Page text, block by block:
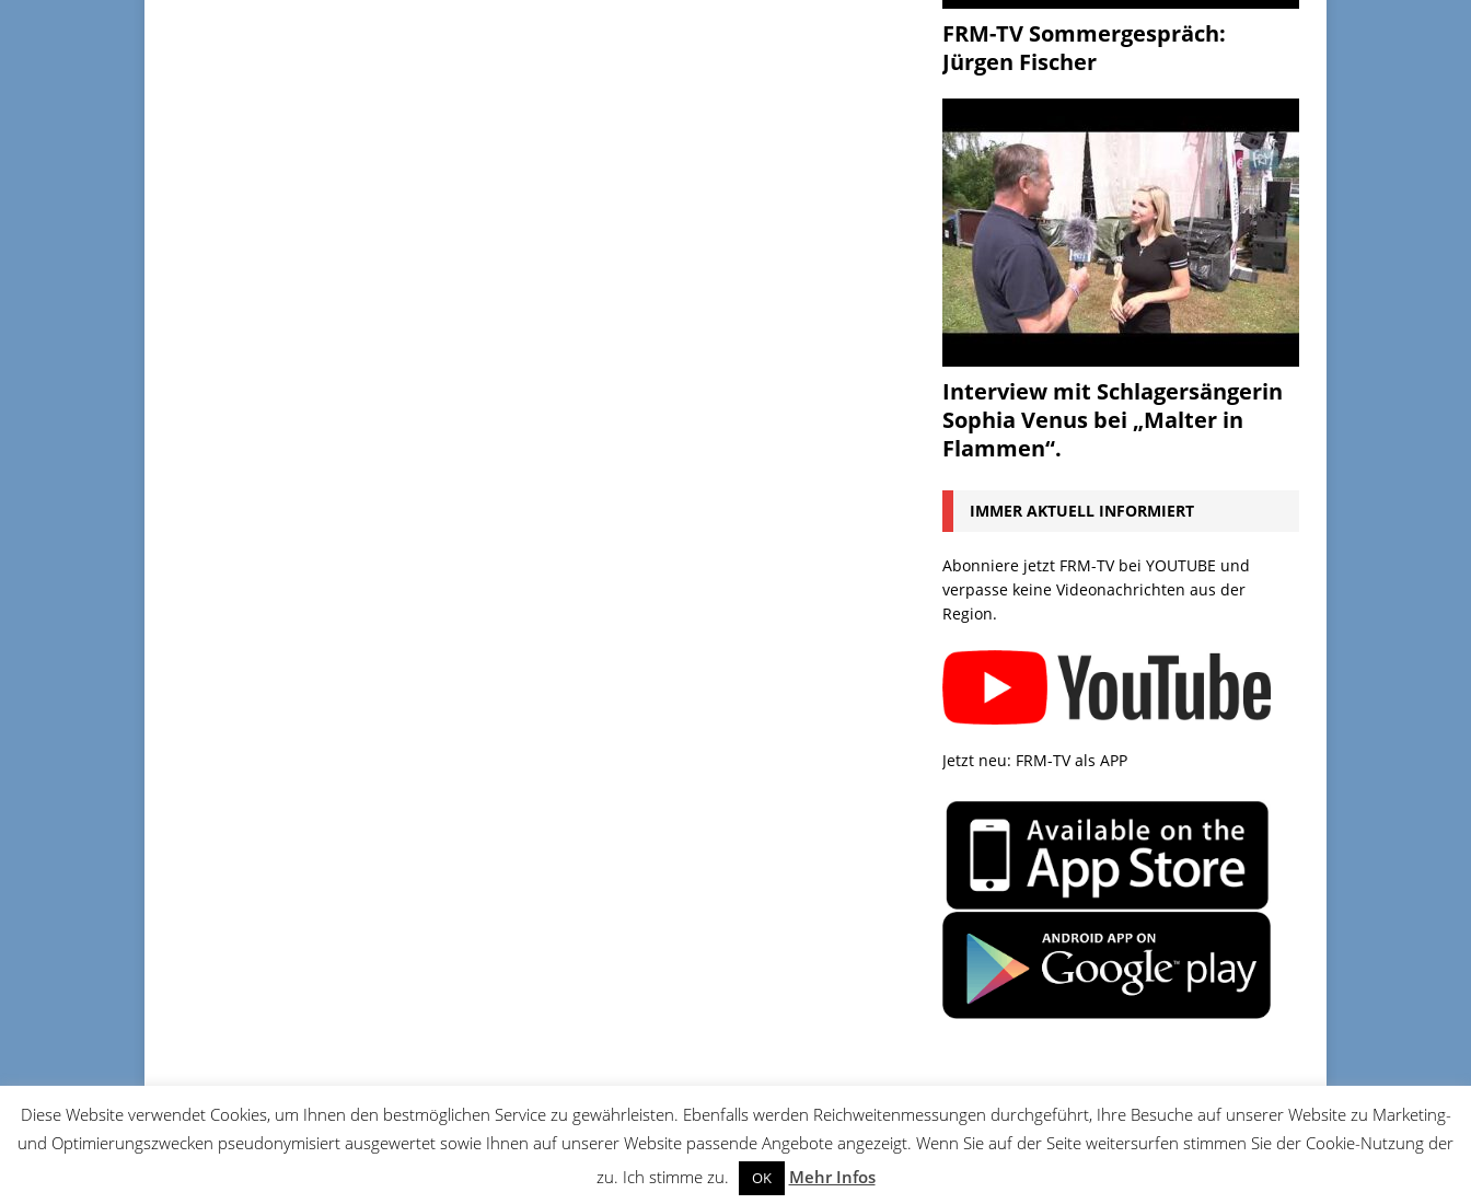
FRM-TV Sommergespräch:
Jürgen Fischer
Interview mit Schlagersängerin
Sophia Venus bei „Malter in
Flammen“.
IMMER AKTUELL INFORMIERT
Abonniere jetzt FRM-TV bei YOUTUBE und
verpasse keine Videonachrichten aus der
Region.
Jetzt neu: FRM-TV als APP
DATENSCHUTZ IMPRESSUM
© 2026 FRM-TV
Diese Website verwendet Cookies, um Ihnen den bestmöglichen Service zu gewährleisten. Ebenfalls werden Reichweitenmessungen durchgeführt, Ihre Besuche auf unserer Website zu Marketing-
und Optimierungszwecken pseudonymisiert ausgewertet sowie Ihnen auf unserer Website passende Angebote angezeigt. Wenn Sie auf der Seite weitersurfen stimmen Sie der Cookie-Nutzung der
zu. Ich stimme zu.
OK Mehr Infos